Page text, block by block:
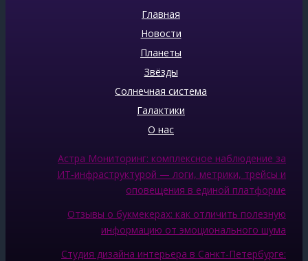
Главная
Новости
Планеты
Звёзды
Солнечная система
Галактики
О нас
Астра Мониторинг: комплексное наблюдение за
ИТ‑инфраструктурой — логи, метрики, трейсы и
оповещения в единой платформе
Отзывы о букмекерах: как отличить полезную
информацию от эмоционального шума
Студия дизайна интерьера в Санкт-Петербурге: